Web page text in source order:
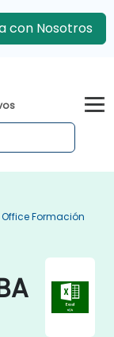
con Nosotros
Formación